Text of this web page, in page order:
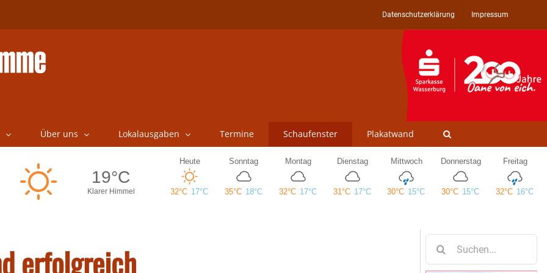
Datenschutzerklärung Impressum
Über uns Lokalausgaben Termine Schaufenster Plakatwand
erfolgreich
nach: